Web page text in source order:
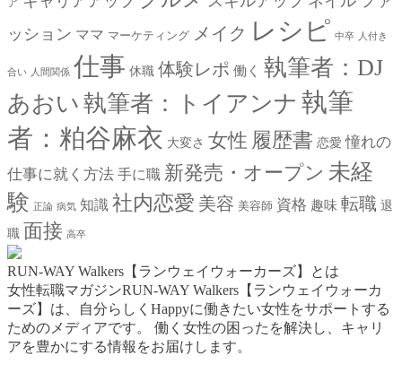
ア
ッション ママ マーケティング メイク レシピ 中卒 人付き
合い 人間関係 仕事 休職 体験レポ 働く 執筆者：DJ
あおい 執筆者：トイアンナ 執筆
者：粕谷麻衣 大変さ 女性 履歴書 恋愛 憧れの
仕事に就く方法 手に職 新発売・オープン 未経
験 正論 病気 知識 社内恋愛 美容 美容師 資格 趣味 転職 退
職 面接 高卒
RUN-WAY Walkers【ランウェイウォーカーズ】とは
女性転職マガジンRUN-WAY Walkers【ランウェイウォーカ
ーズ】は、自分らしくHappyに働きたい女性をサポートする
ためのメディアです。
働く女性の困ったを解決し、キャリ
アを豊かにする情報をお届けします。